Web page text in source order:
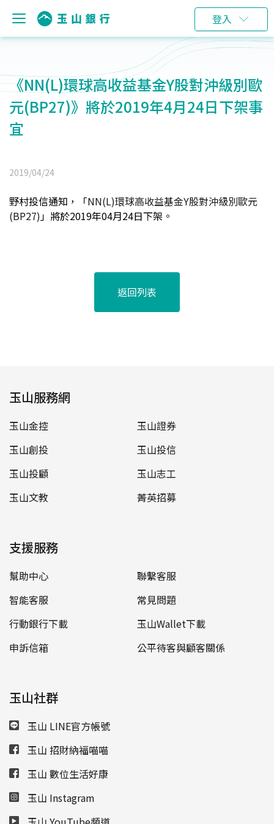
登入
《NN(L)環球高收益基金Y股對沖級別歐
元(BP27)》將於2019年4月24日下架事
宜
2019/04/24
野村投信通知 ，「NN(L)環球高收益基金Y股對沖級別歐元
(BP27)」將於2019年04月24日下架 。
返回列表
玉山服務網
玉山金控
玉山證券
玉山創投
玉山投信
玉山投顧
玉山志工
玉山文教
菁英招募
支援服務
幫助中心
聯繫客服
智能客服
常見問題
行動銀行下載
玉山Wallet下載
申訴信箱
公平待客與顧客關係
玉山社群
玉山 LINE官方帳號
玉山 招財納福喵喵
玉山 數位生活好康
玉山 Instagram